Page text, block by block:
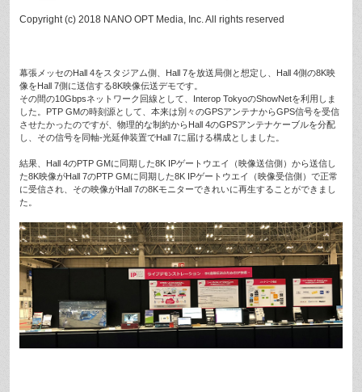
Copyright (c) 2018 NANO OPT Media, Inc. All rights reserved
幕張メッセのHall 4をスタジアム側、Hall 7を放送局側と想定し、Hall 4側の8K映
像をHall 7側に送信する8K映像伝送デモです。
その間の10Gbpsネットワーク回線として、Interop TokyoのShowNetを利用しま
した。PTP GMの時刻源として、本来は別々のGPSアンテナからGPS信号を受信
させたかったのですが、物理的な制約からHall 4のGPSアンテナケーブルを分配
し、その信号を同軸-光延伸装置でHall 7に届ける構成としました。
結果、Hall 4のPTP GMに同期した8K IPゲートウエイ（映像送信側）から送信し
た8K映像がHall 7のPTP GMに同期した8K IPゲートウエイ（映像受信側）で正常
に受信され、その映像がHall 7の8Kモニターできれいに再生することができまし
た。